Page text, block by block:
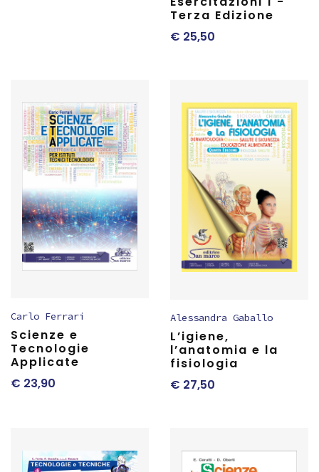
Terza Edizione
€ 25,50
Carlo Ferrari
Scienze e
Tecnologie
Applicate
€ 23,90
Alessandra Gaballo
L’igiene,
l’anatomia e la
fisiologia
€ 27,50